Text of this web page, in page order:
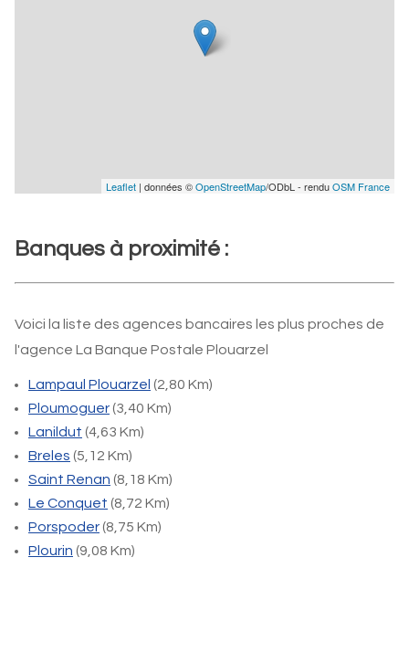
Leaflet | données ©OpenStreetMap/ODbL - renduOSM France
Banques à proximité :
Voici la liste des agences bancaires les plus proches de
l'agence La Banque Postale Plouarzel
Lampaul Plouarzel (2,80 Km)
Ploumoguer(3,40 Km)
Lanildut (4,63 Km)
Breles (5,12 Km)
Saint Renan (8,18 Km)
Le Conquet (8,72 Km)
Porspoder(8,75 Km)
Plourin (9,08 Km)